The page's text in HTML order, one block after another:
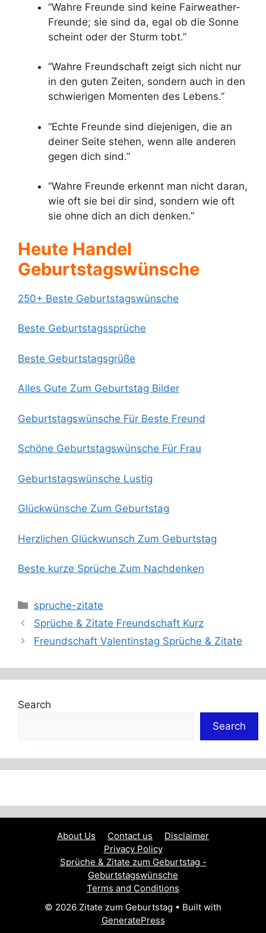
“Wahre Freunde sind keine Fairweather-
Freunde; sie sind da, egal ob die Sonne
scheint oder der Sturm tobt.”
“Wahre Freundschaft zeigt sich nicht nur
in den guten Zeiten, sondern auch in den
schwierigen Momenten des Lebens.”
“Echte Freunde sind diejenigen, die an
deiner Seite stehen, wenn alle anderen
gegen dich sind.”
“Wahre Freunde erkennt man nicht daran,
wie oft sie bei dir sind, sondern wie oft
sie ohne dich an dich denken.”
Heute Handel
Geburtstagswünsche
250+ Beste Geburtstagswünsche
Beste Geburtstagssprüche
Beste Geburtstagsgrüße
Alles Gute Zum Geburtstag Bilder
Geburtstagswünsche Für Beste Freund
Schöne Geburtstagswünsche Für Frau
Geburtstagswünsche Lustig
Glückwünsche Zum Geburtstag
Herzlichen Glückwunsch Zum Geburtstag
Beste kurze Sprüche Zum Nachdenken
Categories
spruche-zitate
Sprüche & Zitate Freundschaft Kurz
Freundschaft Valentinstag Sprüche & Zitate
Search
Search
About Us Contact us
Disclaimer
Privacy Policy
Sprüche & Zitate zum Geburtstag -
Geburtstagswünsche
Terms and Conditions
© 2026 Zitate zum Geburtstag • Built with
GeneratePress